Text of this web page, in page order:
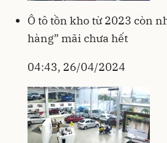
Ô tô tồn kho từ 2023 còn
hàng” mãi chưa hết
04:43, 26/04/2024